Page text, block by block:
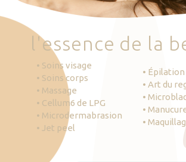
'essence de la b
• Soins visage
• Soins corps
• Massage
• Cellum6 de LPG
• Microdermabrasion
• Jet peel
• Épilation
• Art du
•
•
•